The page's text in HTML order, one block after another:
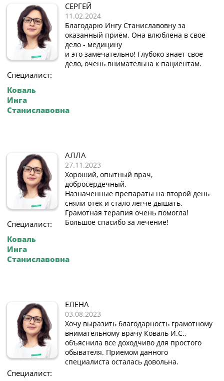
Специалист:
Коваль
Инга
Станиславовна
СЕРГЕЙ
11.02.2024
Благодарю Ингу Станиславовну за
оказанный приём. Она влюблена в свое
дело - медицину
и это замечательно! Глубоко знает своё
дело, очень внимательна к пациентам.
Специалист:
Коваль
Инга
Станиславовна
АЛЛА
27.11.2023
Хороший, опытный врач,
добросердечный.
Назначенные препараты на второй день
сняли отек и стало легче дышать.
Грамотная терапия очень помогла!
Большое спасибо за лечение!
Специалист:
ЕЛЕНА
03.08.2023
Хочу выразить благодарность грамотному
внимательному врачу Коваль И.С.,
объяснила все доходчиво для простого
обывателя. Приемом данного
специалиста осталась довольна.